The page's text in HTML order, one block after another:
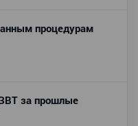
процедурам
за прошлые